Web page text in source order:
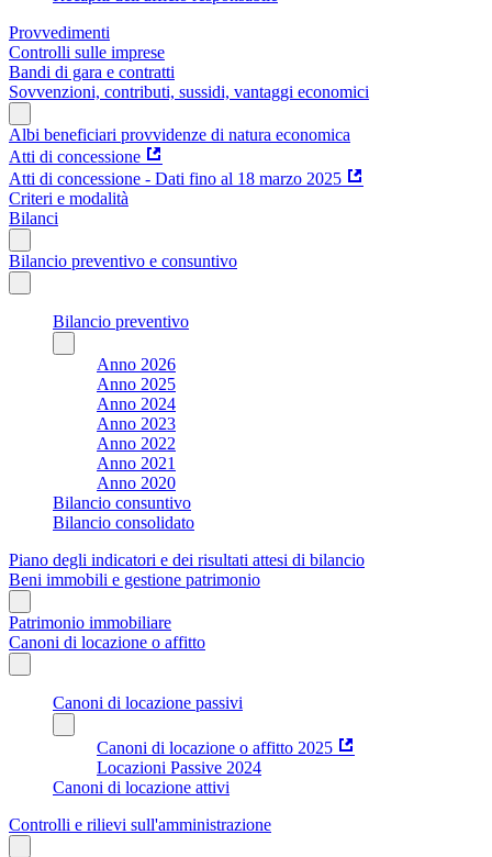
Provvedimenti
Controlli sulle imprese
Bandi di gara e contratti
Sovvenzioni, contributi, sussidi, vantaggi economici
Albi beneficiari provvidenze di natura economica
Atti di concessione
Atti di concessione - Dati fino al 18 marzo 2025
Criteri e modalità
Bilanci
Bilancio preventivo e consuntivo
Bilancio preventivo
Anno 2026
Anno 2025
Anno 2024
Anno 2023
Anno 2022
Anno 2021
Anno 2020
Bilancio consuntivo
Bilancio consolidato
Piano degli indicatori e dei risultati attesi di bilancio
Beni immobili e gestione patrimonio
Patrimonio immobiliare
Canoni di locazione o affitto
Canoni di locazione passivi
Canoni di locazione o affitto 2025
Locazioni Passive 2024
Canoni di locazione attivi
Controlli e rilievi sull'amministrazione